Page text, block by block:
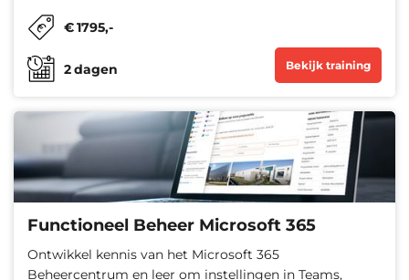
€1795,-
2dagen Bekijk training
Functioneel Beheer Microsoft 365
Ontwikkel kennis van het Microsoft 365
Beheercentrum en leer om instellingen in Teams,